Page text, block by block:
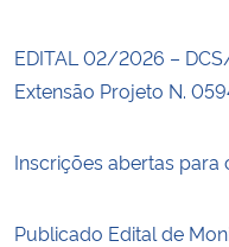
EDITAL 02/2026 –
Extensão Projeto N.
Inscrições abertas
Publicado Edital de